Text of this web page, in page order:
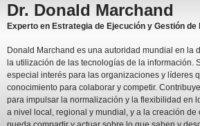
Dr. Donald Marchand
Experto en Estrategia de Ejecución y Gestión de
Donald Marchand es una autoridad mundial en la
la utilización de las tecnologías de la información.
especial interés para las organizaciones y líderes
conocimiento para colaborar y competir.
para impulsar la normalización y la flexibilidad en
a nivel local, regional y mundial, y a la creación